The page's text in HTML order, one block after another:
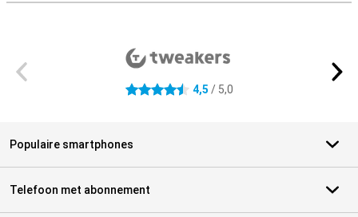
4.5 sterren 4,5 / 5,0
Populaire smartphones
Telefoon met abonnement